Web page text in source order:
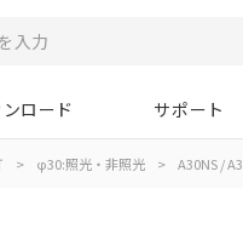
ロード サポート
> φ30:照光・非照光 > A30NS /